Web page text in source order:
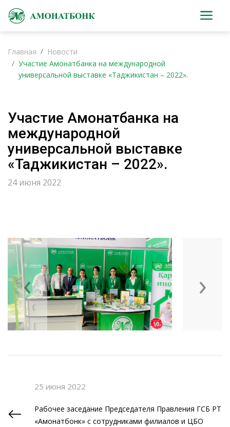
Главная
Новости
Участие Амонатбанка на международной
универсальной выставке «Таджикистан – 2022».
Участие Амонатбанка на
международной
универсальной выставке
«Таджикистан – 2022».
24 июня 2022
‹ ›
25 июня 2022
Рабочее заседание Председателя Правления ГСБ РТ
«Амонатбонк» с сотрудниками филиалов и ЦБО